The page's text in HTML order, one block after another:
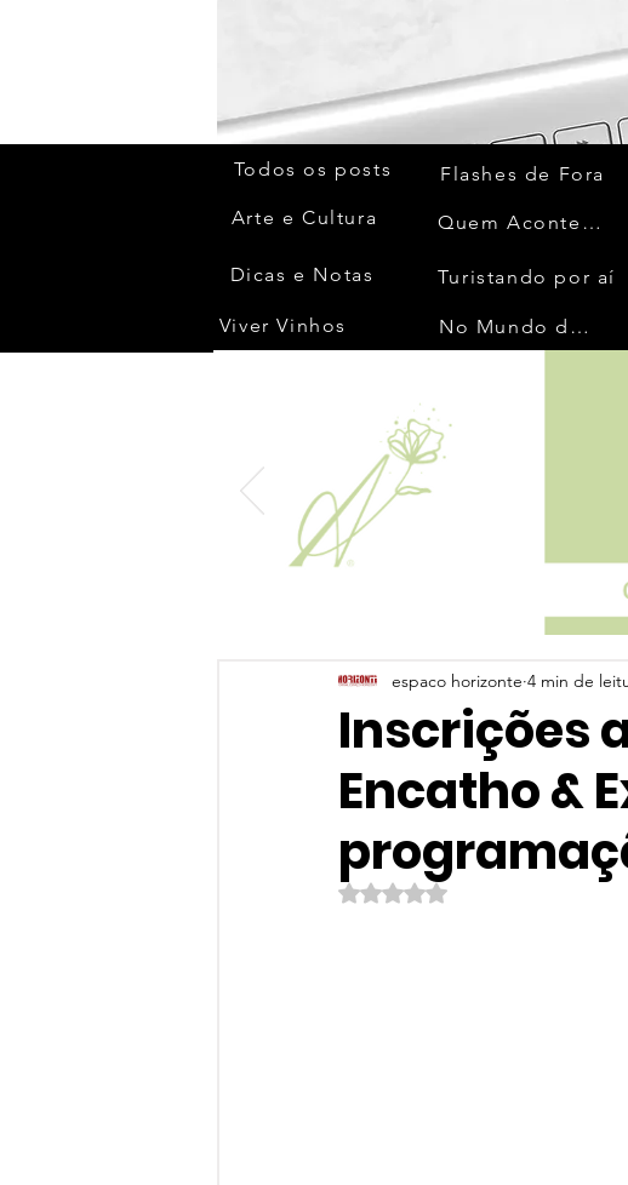
Todos os posts
Arte e Cultura
Dicas e Notas
Viver Vinhos
Flashes de Fora
Quem Acontece
Turistando por aí
No Mundo da Moda
Inscrições
Encatho &
espaco horizonte 4 min de
Avaliado com NaN de 5 estrelas.